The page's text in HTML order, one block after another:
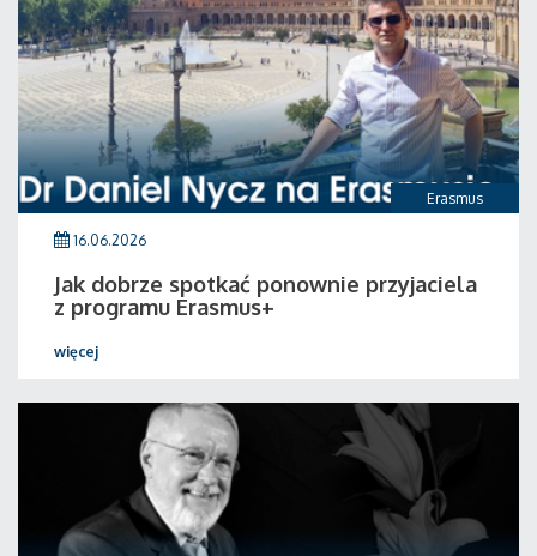
Erasmus
16.06.2026
Jak dobrze spotkać ponownie przyjaciela
z programu Erasmus+
więcej